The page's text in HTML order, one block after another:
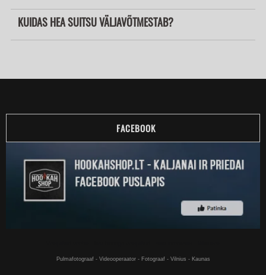
KUIDAS HEA SUITSU VÄLJAVÕTMESTAB?
FACEBOOK
Pulmafotograaf - Videooperaator - Fotograaf - Vilnius - Kaunas